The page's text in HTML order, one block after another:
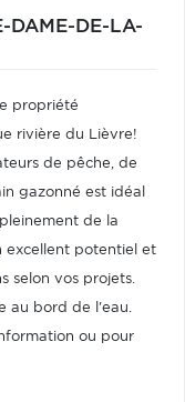
DAME-DE-LA-
propriété
rivière du Lièvre!
de pêche, de
gazonné est idéal
de la
excellent potentiel et
selon vos projets.
au bord de l'eau.
ou pour